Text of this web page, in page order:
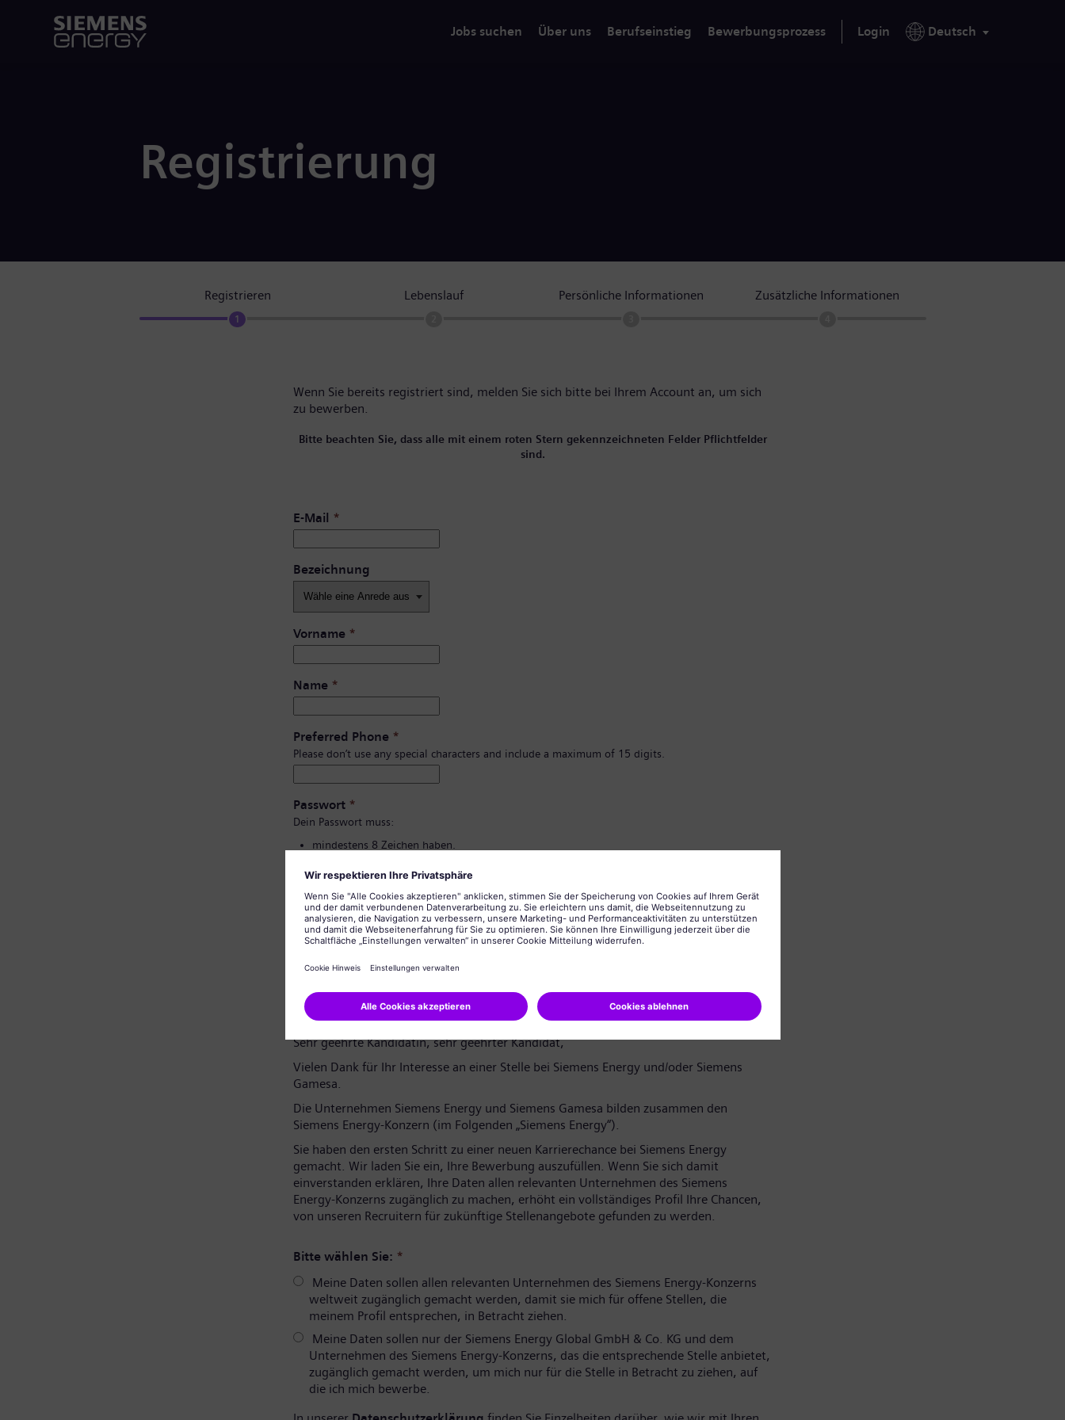
Jobs suchen Über uns Berufseinstieg Bewerbungsprozess Login Deutsch
Registrierung
Registrieren
1
Lebenslauf Persönliche Informationen Zusätzliche Informationen
Wenn Sie bereits registriert sind, melden Sie sich bitte bei Ihrem Account an, um sich
zu bewerben.
Bitte beachten Sie, dass alle mit einem roten Stern gekennzeichneten Felder Pflichtfelder
sind.
E-Mail *
Bezeichnung
Vorname *
Name *
Preferred Phone *
Please don’t use any special characters and include a maximum of 15 digits.
Passwort *
Dein Passwort muss:
mindestens 8 Zeichen haben.
keine allgemein üblichen Wörter enthalten.
Bestätigung des Passworts*
Datenschutzerklärung
Sehr geehrte Kandidatin, sehr geehrter Kandidat,
Vielen Dank für Ihr Interesse an einer Stelle bei Siemens Energy und/oder Siemens
Gamesa.
Die Unternehmen Siemens Energy und Siemens Gamesa bilden zusammen den
Siemens Energy-Konzern (im Folgenden „Siemens Energy“).
Sie haben den ersten Schritt zu einer neuen Karrierechance bei Siemens Energy
gemacht. Wir laden Sie ein, Ihre Bewerbung auszufüllen. Wenn Sie sich damit
einverstanden erklären, Ihre Daten allen relevanten Unternehmen des Siemens
Energy-Konzerns zugänglich zu machen, erhöht ein vollständiges Profil Ihre Chancen,
von unseren Recruitern für zukünftige Stellenangebote gefunden zu werden.
Bitte wählen Sie: *
Meine Daten sollen allen relevanten Unternehmen des Siemens Energy-Konzerns
weltweit zugänglich gemacht werden, damit sie mich für offene Stellen, die
meinem Profil entsprechen, in Betracht ziehen.
Meine Daten sollen nur der Siemens Energy Global GmbH & Co. KG und dem
Unternehmen des Siemens Energy-Konzerns, das die entsprechende Stelle anbietet,
zugänglich gemacht werden, um mich nur für die Stelle in Betracht zu ziehen, auf
die ich mich bewerbe.